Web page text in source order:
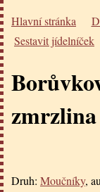
Hlavní stránka
Sestavit jídelníček
zmrzlina
Druh: Moučníky,